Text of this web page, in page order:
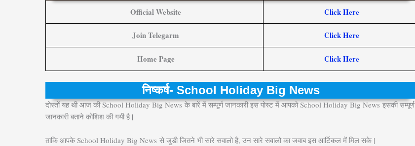
Official Website Click Here
Join Telegarm Click Here
Home Page Click Here
निष्कर्ष- School Holiday Big News
दोस्तों यह थी आज की School Holiday Big News के बारें में सम्पूर्ण जानकारी इस पोस्ट में आपको School Holiday Big News इसकी सम्पूर्ण
जानकारी बताने कोशिश की गयी है |
ताकि आपके School Holiday Big News से जुडी जितने भी सारे सवालो है, उन सारे सवालो का जवाब इस आर्टिकल में मिल सके |